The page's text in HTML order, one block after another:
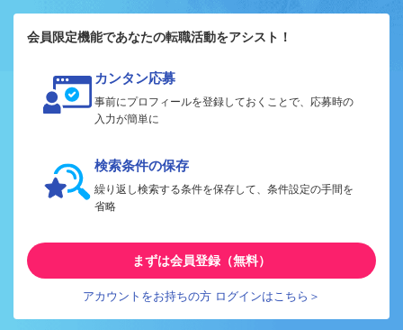
会員限定機能であなたの転職活動をアシスト！
カンタン応募
事前にプロフィールを登録しておくことで、応募時の
入力が簡単に
検索条件の保存
繰り返し検索する条件を保存して、条件設定の手間を
省略
まずは会員登録（無料）
アカウントをお持ちの方 ログインはこちら＞